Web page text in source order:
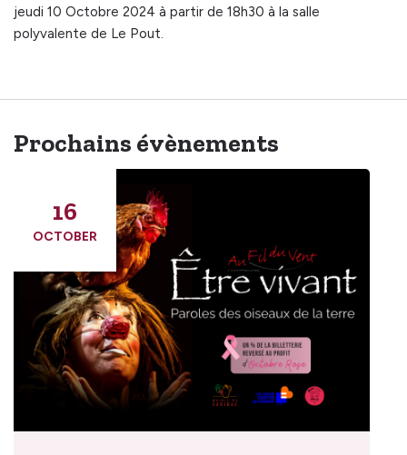
jeudi 10 Octobre 2024 à partir de 18h30 à la salle
polyvalente de Le Pout.
Prochains évènements
16
OCTOBER